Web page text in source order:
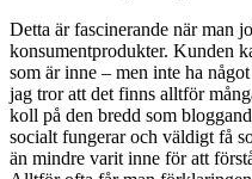
Detta är fascinerande när man
konsumentprodukter. Kunden
som är inne – men inte ha
jag tror att det finns alltför
koll på den bredd som
socialt fungerar och väldigt få
än mindre varit inne för att